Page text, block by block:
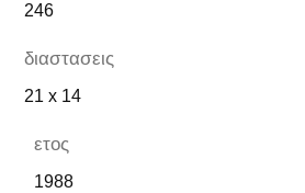
246
διαστασεις
21 x 14
ετος
1988